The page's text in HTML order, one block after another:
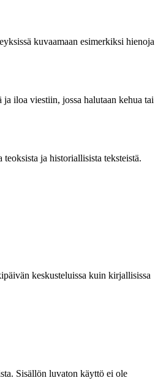
kuvaamaan esimerkiksi hienoja
iloa viestiin, jossa halutaan kehua tai
ja historiallisista teksteistä.
keskusteluissa kuin kirjallisissa
Sisällön luvaton käyttö ei ole